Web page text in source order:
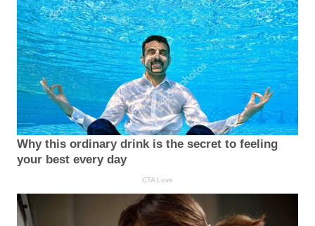
Why this ordinary drink is the secret to feeling
your best every day
CTA Love